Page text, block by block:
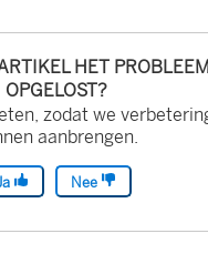
HET PROBLEEM
OPGELOST?
zodat we
aanbrengen.
Nee